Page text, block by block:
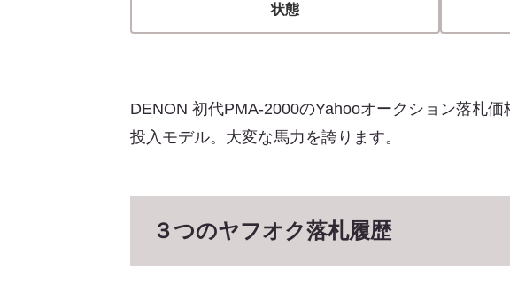
状態
DENON 初代PMA-2000のYahooオークション落札
投入モデル。大変な馬力を誇ります。
３つのヤフオク落札履歴